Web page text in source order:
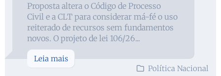
Proposta altera o Código de Processo
Civil e a CLT para considerar má-fé o uso
reiterado de recursos sem fundamentos
novos. O projeto de lei 106/26...
Leia mais
Política Nacional